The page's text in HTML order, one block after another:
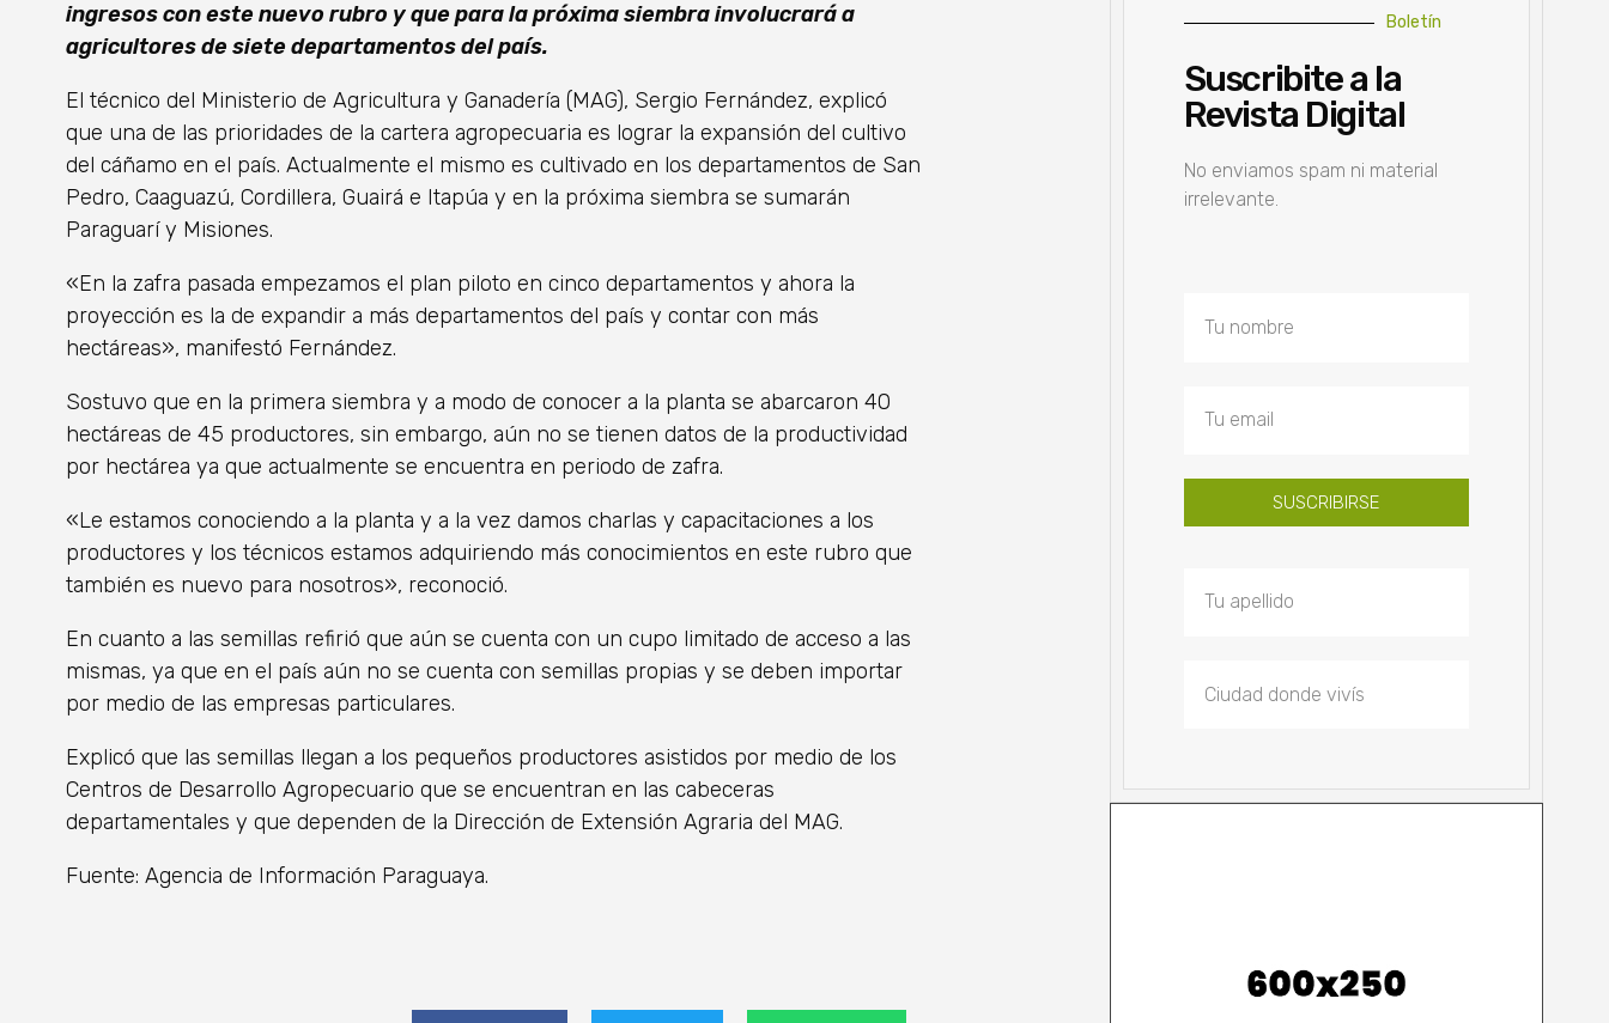
ingresos con este nuevo rubro y que para la próxima siembra involucrará a
agricultores de siete departamentos del país.
El técnico del Ministerio de Agricultura y Ganadería (MAG), Sergio Fernández, explicó
que una de las prioridades de la cartera agropecuaria es lograr la expansión del cultivo
del cáñamo en el país. Actualmente el mismo es cultivado en los departamentos de San
Pedro, Caaguazú, Cordillera, Guairá e Itapúa y en la próxima siembra se sumarán
Paraguarí y Misiones.
«En la zafra pasada empezamos el plan piloto en cinco departamentos y ahora la
proyección es la de expandir a más departamentos del país y contar con más
hectáreas», manifestó Fernández.
Sostuvo que en la primera siembra y a modo de conocer a la planta se abarcaron 40
hectáreas de 45 productores, sin embargo, aún no se tienen datos de la productividad
por hectárea ya que actualmente se encuentra en periodo de zafra.
«Le estamos conociendo a la planta y a la vez damos charlas y capacitaciones a los
productores y los técnicos estamos adquiriendo más conocimientos en este rubro que
también es nuevo para nosotros», reconoció.
En cuanto a las semillas refirió que aún se cuenta con un cupo limitado de acceso a las
mismas, ya que en el país aún no se cuenta con semillas propias y se deben importar
por medio de las empresas particulares.
Explicó que las semillas llegan a los pequeños productores asistidos por medio de los
Centros de Desarrollo Agropecuario que se encuentran en las cabeceras
departamentales y que dependen de la Dirección de Extensión Agraria del MAG.
Fuente: Agencia de Información Paraguaya.
Boletín
Suscribite a la
Revista Digital
No enviamos spam ni material
irrelevante.
SUSCRIBIRSE